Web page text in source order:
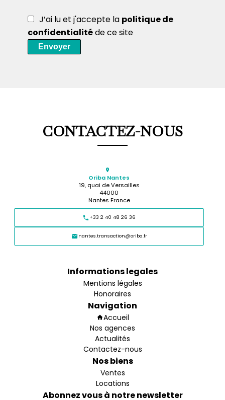
J’ai lu et j'accepte la politique de
confidentialitéde ce site
Envoyer
CONTACTEZ-NOUS
Oriba Nantes
19, quai de Versailles
44000
Nantes France
+33 2 40 48 26 36
nantes.transaction@oriba.fr
Informations legales
Mentions légales
Honoraires
Navigation
Accueil
Nos agences
Actualités
Contactez-nous
Nos biens
Ventes
Locations
Abonnez vous à notre newsletter